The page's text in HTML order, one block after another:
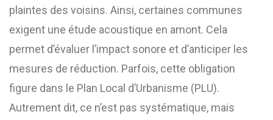
plaintes des voisins. Ainsi, certaines communes
exigent une étude acoustique en amont. Cela
permet d’évaluer l’impact sonore et d’anticiper les
mesures de réduction. Parfois, cette obligation
figure dans le Plan Local d’Urbanisme (PLU).
Autrement dit, ce n’est pas systématique, mais